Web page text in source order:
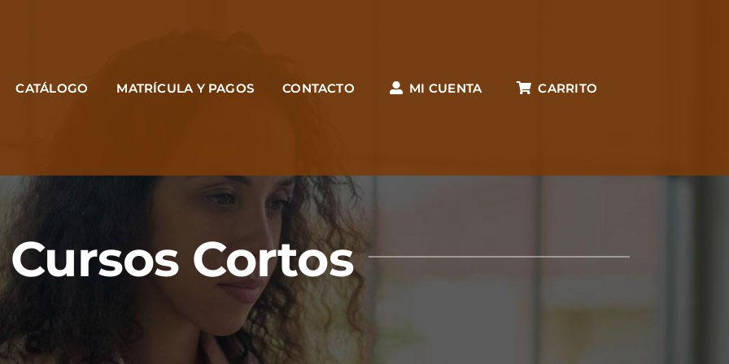
CATÁLOGO MATRÍCULA Y PAGOS CONTACTO MI CUENTA CARRITO
Cursos Cortos